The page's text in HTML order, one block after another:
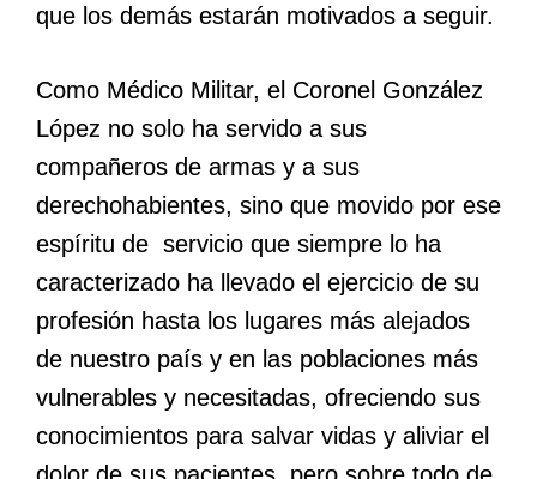
que los demás estarán motivados a seguir.
Como Médico Militar, el Coronel González
López no solo ha servido a sus
compañeros de armas y a sus
derechohabientes, sino que movido por ese
espíritu de servicio que siempre lo ha
caracterizado ha llevado el ejercicio de su
profesión hasta los lugares más alejados
de nuestro país y en las poblaciones más
vulnerables y necesitadas, ofreciendo sus
conocimientos para salvar vidas y aliviar el